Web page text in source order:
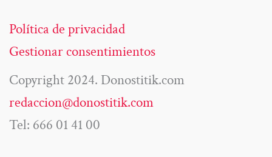
Política de privacidad
Gestionar consentimientos
Copyright 2024. Donostitik.com
redaccion@donostitik.com
Tel: 666 01 41 00